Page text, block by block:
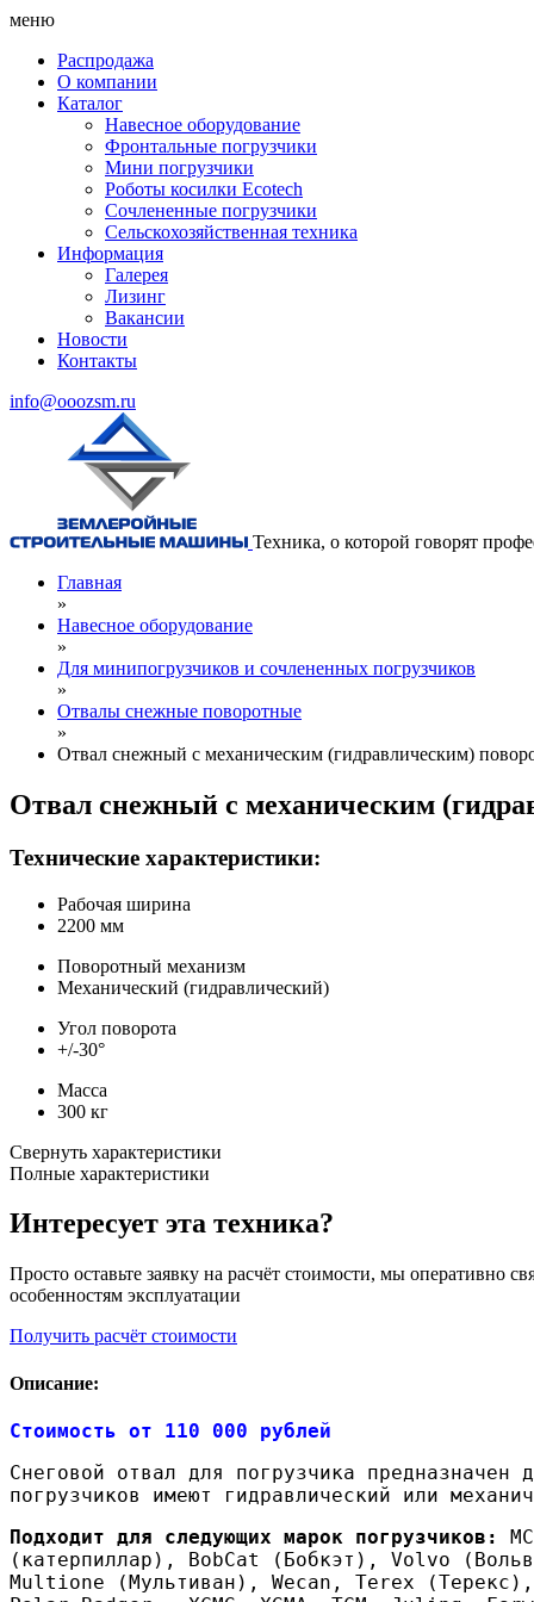
меню
Распродажа
О компании
Каталог
Навесное оборудование
Фронтальные погрузчики
Мини погрузчики
Роботы косилки Ecotech
Сочлененные погрузчики
Сельскохозяйственная техника
Информация
Галерея
Лизинг
Вакансии
Новости
Контакты
info@ooozsm.ru
Техника, о которой говорят
Главная
»
Навесное оборудование
»
Для минипогрузчиков и сочлененных погрузчиков
»
Отвалы снежные поворотные
»
Отвал снежный с механическим (гидравлическим)
Отвал снежный с механическим
Технические характеристики:
Рабочая ширина
2200 мм
Поворотный механизм
Механический (гидравлический)
Угол поворота
+/-30°
Масса
300 кг
Свернуть характеристики
Полные характеристики
Интересует эта техника?
Просто оставьте заявку на расчёт стоимости, мы оперативно
особенностям эксплуатации
Получить расчёт стоимости
Описание:
Стоимость от 110 000 рублей
Снеговой отвал для погрузчика
погрузчиков имеют гидравлический или
Подходит для следующих марок погрузчиков:
(катерпиллар), BobCat (Бобкэт), Volvo
Multione (Мультиван), Wecan, Terex